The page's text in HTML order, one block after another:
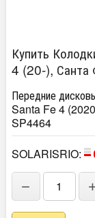
Купить
4 (20-),
Передние
Santa Fe 4
SP4464
SOLARISRIO:
−